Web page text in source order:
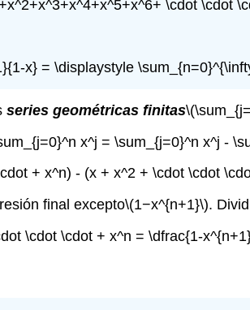
\cdot \cdot
x} = \displaystyle
series geométricas finitas
x^j = \sum_{j=0}^n x^j -
+ x^n) - (x + x^2 + \cdot \cdot
final excepto\(1−x^{n+1}\).
\cdot \cdot + x^n = \dfrac{1-